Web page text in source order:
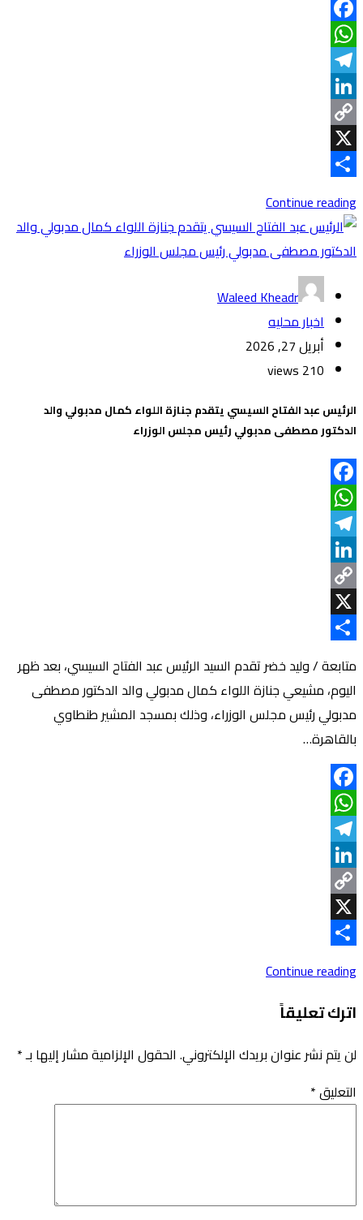
Facebook
WhatsApp
Telegram
LinkedIn
Copy
LinkX
Continue reading
Waleed Kheadr
اخبار محليه
أبريل 27, 2026
210 views
الرئيس عبد الفتاح السيسي يتقدم جنازة اللواء كمال مدبولي والد
الدكتور مصطفى مدبولي رئيس مجلس الوزراء
Facebook
WhatsApp
Telegram
LinkedIn
Copy
LinkX
متابعة / وليد خضر تقدم السيد الرئيس عبد الفتاح السيسي، بعد ظهر
اليوم، مشيعي جنازة اللواء كمال مدبولي والد الدكتور مصطفى
مدبولي رئيس مجلس الوزراء، وذلك بمسجد المشير طنطاوي
بالقاهرة…
Facebook
WhatsApp
Telegram
LinkedIn
Copy
LinkX
Continue reading
اترك تعليقاً
لن يتم نشر عنوان بريدك الإلكتروني. الحقول الإلزامية مشار إليها بـ*
التعليق*